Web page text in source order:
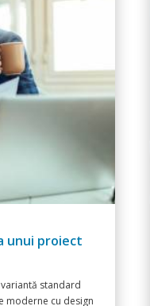
să
cele mai
reduce costurile